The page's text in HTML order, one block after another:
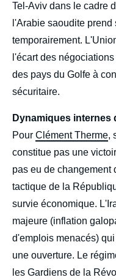
Tel-Aviv dans le cadre
l'Arabie saoudite
temporairement.
l'écart des
des pays du Golfe à
sécuritaire.
Dynamiques internes
Pour Clément Therme,
constitue pas une
pas eu de changement
tactique de la
survie économique.
majeure (inflation
d'emplois menacés)
une ouverture. Le
les Gardiens de la